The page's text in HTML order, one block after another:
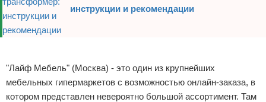
инструкции и рекомендации
"Лайф Мебель" (Москва) - это один из крупнейших
мебельных гипермаркетов с возможностью онлайн-заказа, в
котором представлен невероятно большой ассортимент. Там